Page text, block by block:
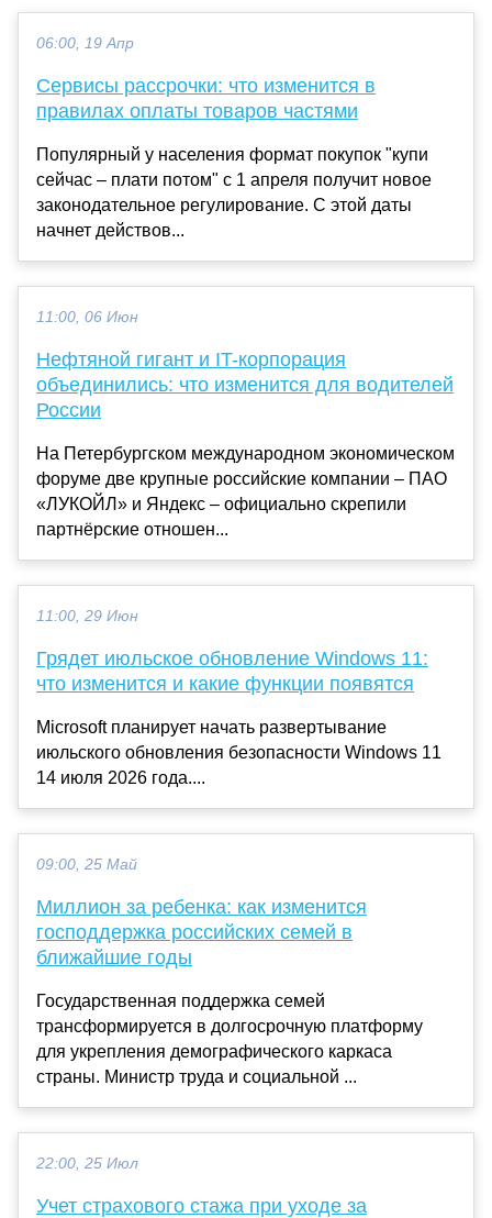
06:00, 19 Апр
Сервисы рассрочки: что изменится в
правилах оплаты товаров частями
Популярный у населения формат покупок "купи
сейчас – плати потом" с 1 апреля получит новое
законодательное регулирование. С этой даты
начнет действов...
11:00, 06 Июн
Нефтяной гигант и IT-корпорация
объединились: что изменится для водителей
России
На Петербургском международном экономическом
форуме две крупные российские компании – ПАО
«ЛУКОЙЛ» и Яндекс – официально скрепили
партнёрские отношен...
11:00, 29 Июн
Грядет июльское обновление Windows 11:
что изменится и какие функции появятся
Microsoft планирует начать развертывание
июльского обновления безопасности Windows 11
14 июля 2026 года....
09:00, 25 Май
Миллион за ребенка: как изменится
господдержка российских семей в
ближайшие годы
Государственная поддержка семей
трансформируется в долгосрочную платформу
для укрепления демографического каркаса
страны. Министр труда и социальной ...
22:00, 25 Июл
Учет страхового стажа при уходе за